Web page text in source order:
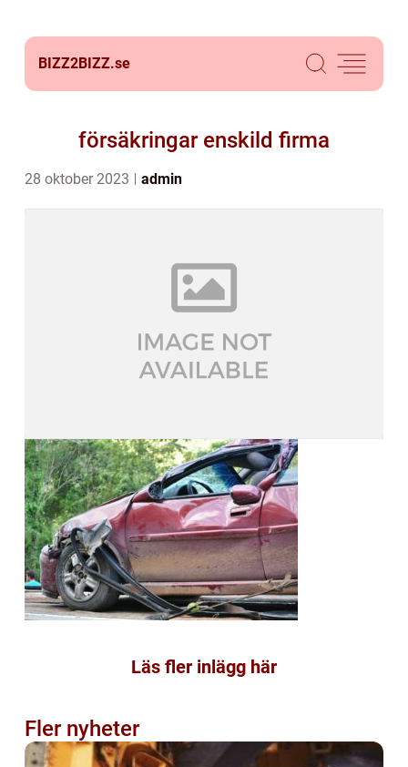
BIZZ2BIZZ.se
försäkringar enskild firma
28 oktober 2023 admin
Läs fler inlägg här
Fler nyheter